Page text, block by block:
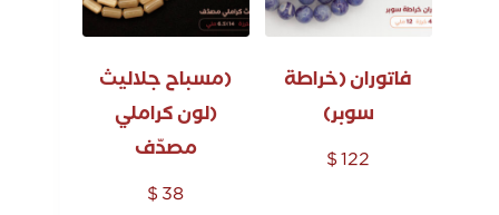
فاتوران (خراطة
سوبر)
$122
(مسباح جلاليث
(لون كراملي
مصدّف
$38